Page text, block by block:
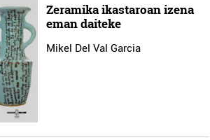
Zeramika ikastaroan izena
eman daiteke
Mikel Del Val Garcia